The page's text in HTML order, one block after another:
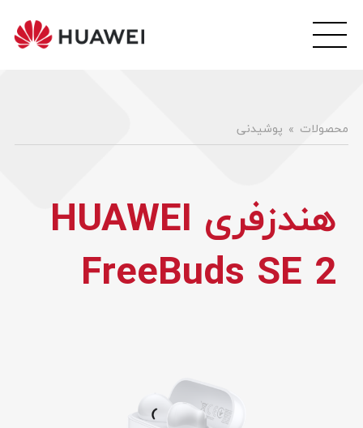
محصولات پوشیدنی
هندزفری HUAWEI
FreeBuds SE 2